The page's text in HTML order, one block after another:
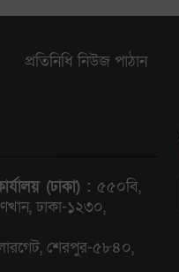
প্রতিনিধি নিউজ পাঠান
(ঢাকা) : ৫৫০বি,
ঢাকা-১২৩০,
শেরপুর-৫৮৪০,